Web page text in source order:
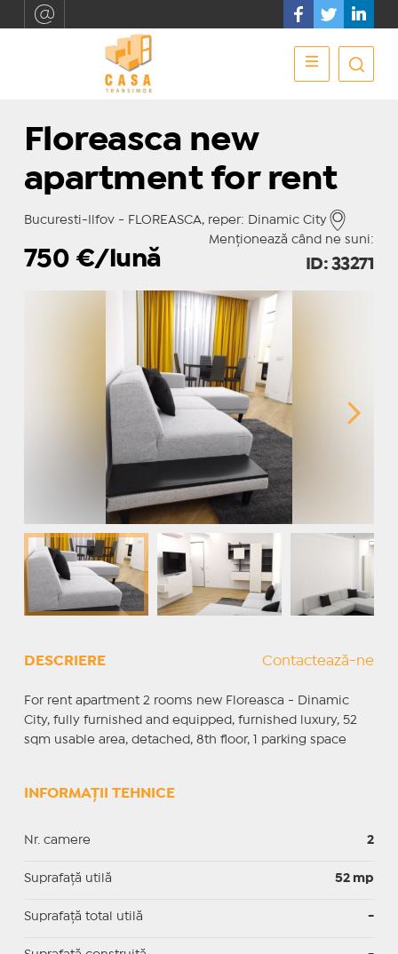
Floreasca new
apartment for rent
Bucuresti-Ilfov - FLOREASCA, reper: Dinamic City
Menționează când ne suni:
750 €/lună ID: 33271
DESCRIERE Contactează-ne
For rent apartment 2 rooms new Floreasca - Dinamic
City, fully furnished and equipped, furnished luxury, 52
sqm usable area, detached, 8th floor, 1 parking space
INFORMAȚII TEHNICE
Nr. camere 2
Suprafaţă utilă 52 mp
Suprafaţă total utilă -